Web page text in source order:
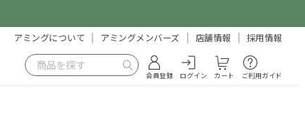
アミングについて アミングメンバーズ 店舗情報 採用情報
会員登録 ログイン カート ご利用ガイド